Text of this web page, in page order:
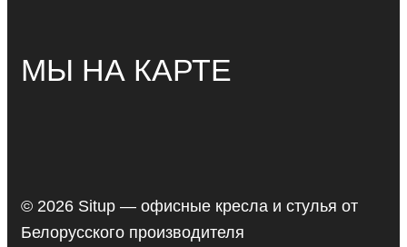
МЫ НА КАРТЕ
© 2026 Situp — офисные кресла и стулья от
Белорусского производителя